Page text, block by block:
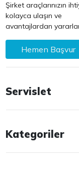
Şirket araçlarınızın
kolayca ulaşın ve
avantajlardan
Hemen Başvur
Servislet
Kategoriler